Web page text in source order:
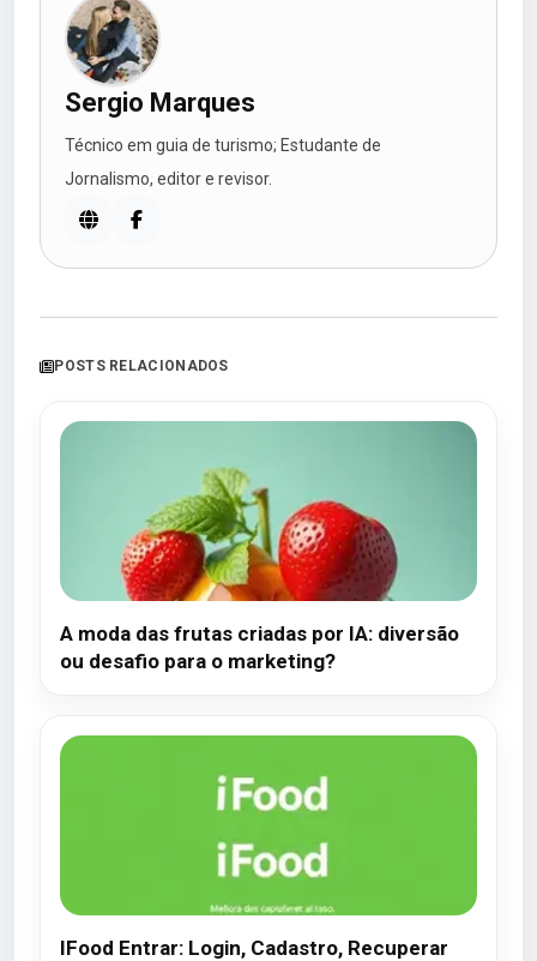
Sergio Marques
Técnico em guia de turismo; Estudante de
Jornalismo, editor e revisor.
POSTS RELACIONADOS
A moda das frutas criadas por IA: diversão
ou desafio para o marketing?
IFood Entrar: Login, Cadastro, Recuperar